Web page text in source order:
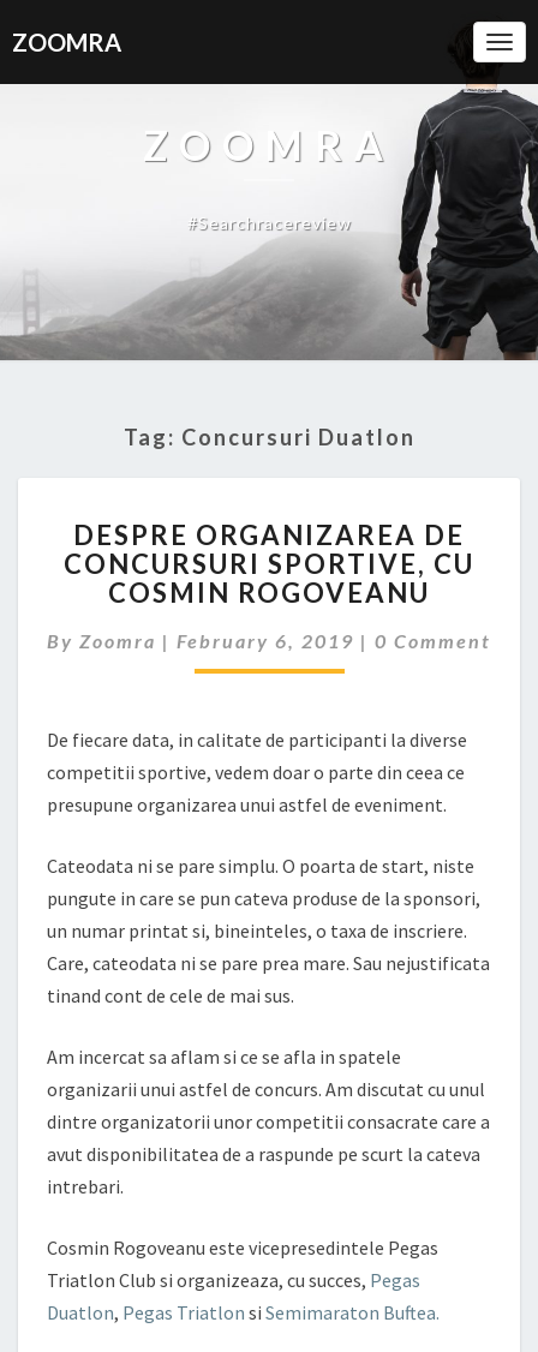
ZOOMRA
ZOOMRA
#searchracereview
Tag: Concursuri Duatlon
ORGANIZAREA
DE
CONCURSURI
CU
COSMIN
DESPRE ORGANIZAREA DE
CONCURSURI SPORTIVE, CU
COSMIN ROGOVEANU
By Zoomra | February 6, 2019 | Comments
0 Comment
De fiecare data, in calitate de participanti la diverse
competitii sportive, vedem doar o parte din ceea ce
presupune organizarea unui astfel de eveniment.
Cateodata ni se pare simplu. O poarta de start, niste
pungute in care se pun cateva produse de la sponsori,
un numar printat si, bineinteles, o taxa de inscriere.
Care, cateodata ni se pare prea mare. Sau nejustificata
tinand cont de cele de mai sus.
Am incercat sa aflam si ce se afla in spatele
organizarii unui astfel de concurs. Am discutat cu unul
dintre organizatorii unor competitii consacrate care a
avut disponibilitatea de a raspunde pe scurt la cateva
intrebari.
Cosmin Rogoveanu este vicepresedintele Pegas
Triatlon Club si organizeaza, cu succes, Pegas
Duatlon, Pegas Triatlon si Semimaraton Buftea.